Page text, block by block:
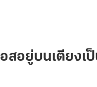
สอยู่บนเตียงเ